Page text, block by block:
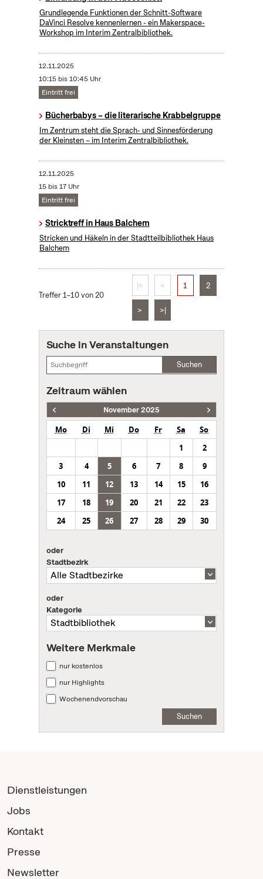
Grundlegende Funktionen der Schnitt-Software
DaVinci Resolve kennenlernen - ein Makerspace-
Workshop im Interim Zentralbibliothek.
12.11.2025
10:15 bis 10:45 Uhr
Eintritt frei
Bücherbabys – die literarische Krabbelgruppe
Im Zentrum steht die Sprach- und Sinnesförderung
der Kleinsten – im Interim Zentralbibliothek.
12.11.2025
15 bis 17 Uhr
Eintritt frei
Stricktreff in Haus Balchem
Stricken und Häkeln in der Stadtteilbibliothek Haus
Balchem
Treffer 1–10 von 20
|< < 1 2
> >|
Suche in Veranstaltungen
Suchen
Zeitraum wählen
November 2025
Mo Di Mi Do Fr Sa
So
1
2
3
4 5 6 7 8
9
10
11 12 13 14 15
16
17
18 19 20 21 22
23
24
25 26 27 28 29 30
oder
Stadtbezirk
oder
Kategorie
Weitere Merkmale
nur kostenlos
nur Highlights
Wochenendvorschau
Suchen
Dienstleistungen
Jobs
Kontakt
Presse
Newsletter